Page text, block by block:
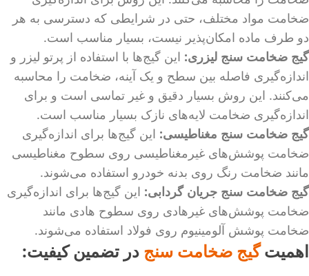
ضخامت مواد مختلف، حتی در شرایطی که دسترسی به هر
دو طرف ماده امکان‌پذیر نیست، بسیار مناسب است.
گیج ضخامت سنج لیزری: این گیج‌ها با استفاده از پرتو لیزر و
اندازه‌گیری فاصله بین سطح و یک آینه، ضخامت را محاسبه
می‌کنند. این روش بسیار دقیق و غیر تماسی است و برای
اندازه‌گیری ضخامت لایه‌های نازک بسیار مناسب است.
گیج ضخامت سنج مغناطیسی: این گیج‌ها برای اندازه‌گیری
ضخامت پوشش‌های غیرمغناطیسی روی سطوح مغناطیسی
مانند ضخامت رنگ روی بدنه خودرو استفاده می‌شوند.
گیج ضخامت سنج جریان گردابی: این گیج‌ها برای اندازه‌گیری
ضخامت پوشش‌های غیرهادی روی سطوح هادی مانند
ضخامت پوشش آلومینیوم روی فولاد استفاده می‌شوند.
اهمیتگیج ضخامت سنج در تضمین کیفیت: